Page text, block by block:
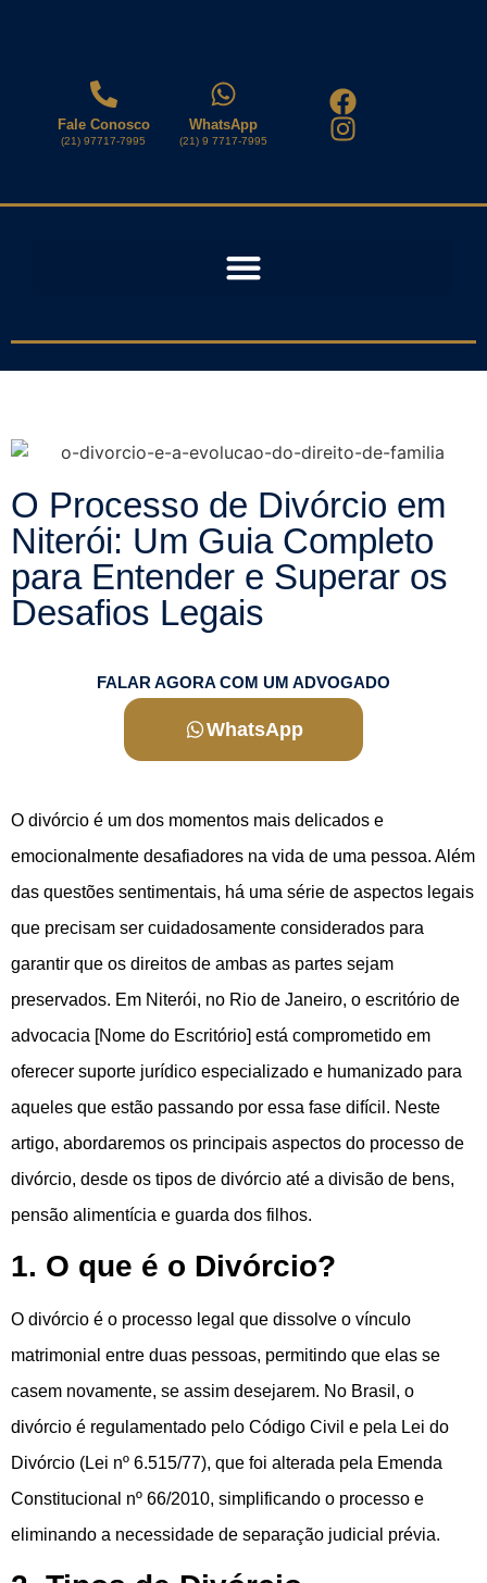
Fale Conosco
(21) 97717-7995
WhatsApp
(21) 9 7717-7995
O Processo de Divórcio em
Niterói: Um Guia Completo
para Entender e Superar os
Desafios Legais
FALAR AGORA COM UM ADVOGADO
WhatsApp
O divórcio é um dos momentos mais delicados e
emocionalmente desafiadores na vida de uma pessoa. Além
das questões sentimentais, há uma série de aspectos legais
que precisam ser cuidadosamente considerados para
garantir que os direitos de ambas as partes sejam
preservados. Em Niterói, no Rio de Janeiro, o escritório de
advocacia [Nome do Escritório] está comprometido em
oferecer suporte jurídico especializado e humanizado para
aqueles que estão passando por essa fase difícil. Neste
artigo, abordaremos os principais aspectos do processo de
divórcio, desde os tipos de divórcio até a divisão de bens,
pensão alimentícia e guarda dos filhos.
1. O que é o Divórcio?
O divórcio é o processo legal que dissolve o vínculo
matrimonial entre duas pessoas, permitindo que elas se
casem novamente, se assim desejarem. No Brasil, o
divórcio é regulamentado pelo Código Civil e pela Lei do
Divórcio (Lei nº 6.515/77), que foi alterada pela Emenda
Constitucional nº 66/2010, simplificando o processo e
eliminando a necessidade de separação judicial prévia.